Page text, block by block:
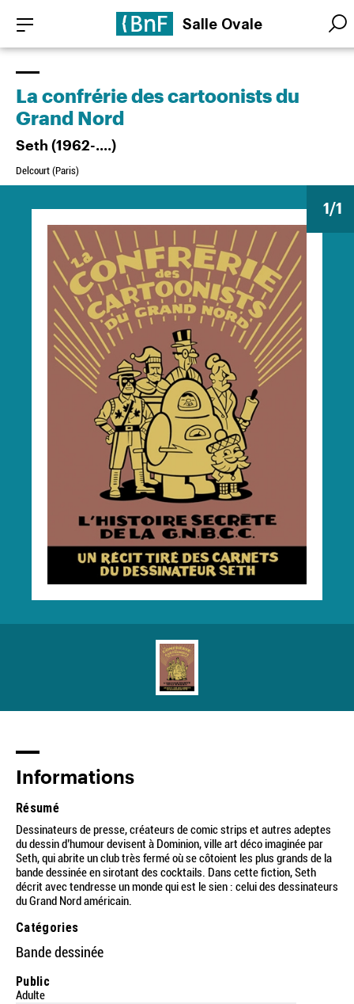
contenu
principal
Salle Ovale
1/1
La confrérie des cartoonists du
Grand Nord
Seth (1962-....)
Delcourt (Paris)
Informations
Résumé
Dessinateurs de presse, créateurs de comic strips et autres adeptes
du dessin d’humour devisent à Dominion, ville art déco imaginée par
Seth, qui abrite un club très fermé où se côtoient les plus grands de la
bande dessinée en sirotant des cocktails. Dans cette fiction, Seth
décrit avec tendresse un monde qui est le sien : celui des dessinateurs
du Grand Nord américain.
Catégories
Bande dessinée
Public
Adulte
Panneau de gestion des cookies